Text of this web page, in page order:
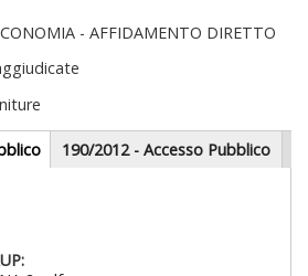
- AFFIDAMENTO DIRETTO
(scheda
attiva)
190/2012 - Accesso Pubblico